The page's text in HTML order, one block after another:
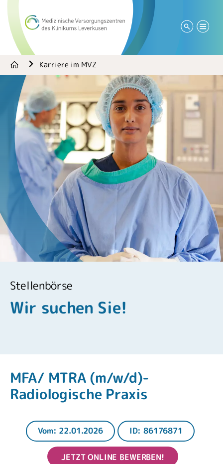
Karriere im MVZ
Stellenbörse
Wir suchen Sie!
MFA/ MTRA (m/w/d)-
Radiologische Praxis
Vom: 22.01.2026 ID: 86176871
JETZT ONLINE BEWERBEN!